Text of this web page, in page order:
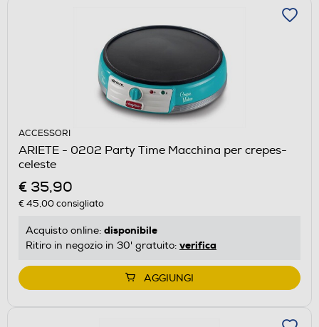
ACCESSORI
ARIETE - 0202 Party Time Macchina per crepes-
celeste
€ 35,90
€ 45,00consigliato
Acquisto online: disponibile
Ritiro in negozio in 30' gratuito: verifica
AGGIUNGI